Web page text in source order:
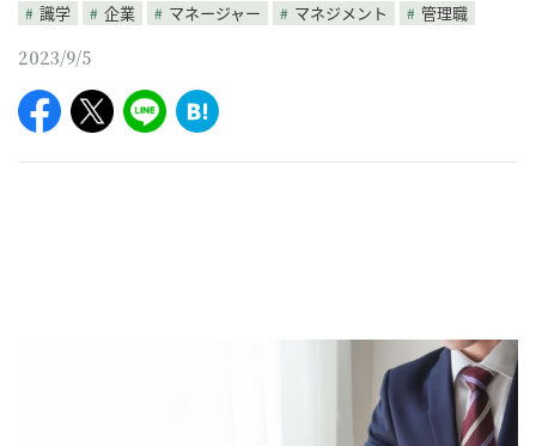
識学
企業 マネージャー マネジメント 管理職
2023/9/5